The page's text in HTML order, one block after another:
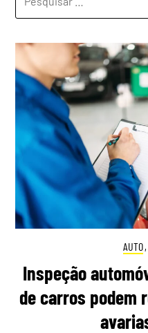
POR:
AUTO,
Inspeção
de carros podem